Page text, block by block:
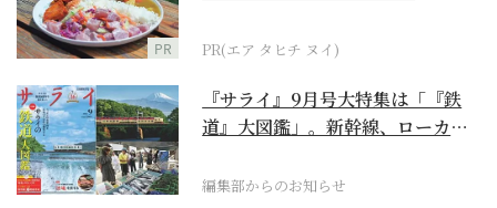
PR PR(エア タヒチ ヌイ)
『サライ』9月号大特集は「『鉄
道』大図鑑」。新幹線、ローカル
編集部からのお知らせ